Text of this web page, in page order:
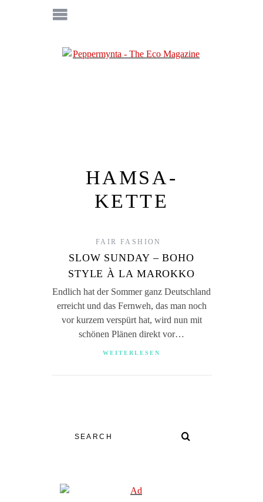
HAMSA-
KETTE
FAIR FASHION
SLOW SUNDAY – BOHO
STYLE À LA MAROKKO
Endlich hat der Sommer ganz Deutschland
erreicht und das Fernweh, das man noch
vor kurzem verspürt hat, wird nun mit
schönen Plänen direkt vor…
WEITERLESEN